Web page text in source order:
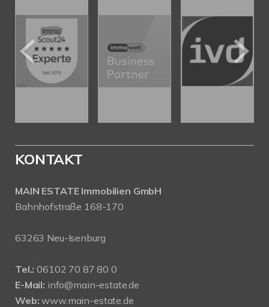
KONTAKT
MAIN ESTATE Immobilien GmbH
Bahnhofstraße 168-170
63263 Neu-Isenburg
Tel.: 06102 70 87 80 0
E-Mail: info@main-estate.de
Web: www.main-estate.de